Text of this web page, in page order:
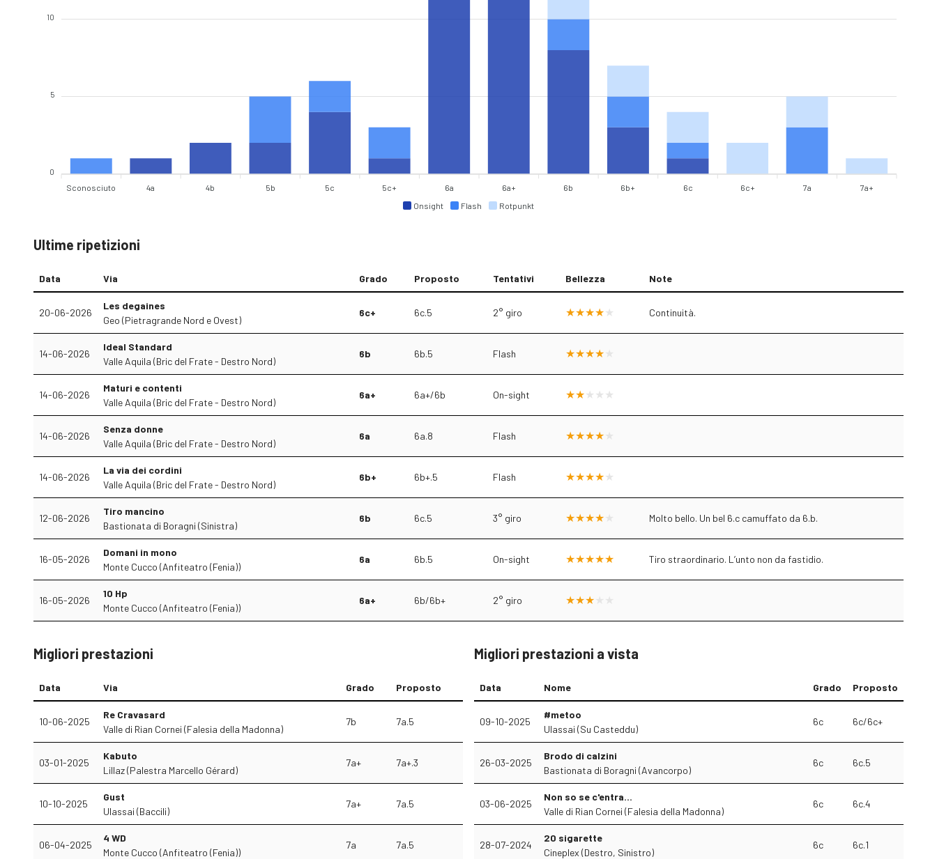
Onsight Flash Rotpunkt
10
5
0
Sconosciuto 4a 4b 5b 5c 5c+ 6a 6a+ 6b 6b+ 6c 6c+ 7a 7a+
Ultime ripetizioni
Data Via Grado Proposto Tentativi Bellezza Note
20-06-2026
Les degaines
Geo (Pietragrande Nord e Ovest)
6c+ 6c.5 2° giro Continuità.
14-06-2026
Ideal Standard
Valle Aquila (Bric del Frate - Destro Nord)
6b 6b.5 Flash
14-06-2026
Maturi e contenti
Valle Aquila (Bric del Frate - Destro Nord)
6a+ 6a+/6b On-sight
14-06-2026
Senza donne
Valle Aquila (Bric del Frate - Destro Nord)
6a 6a.8 Flash
14-06-2026
La via dei cordini
Valle Aquila (Bric del Frate - Destro Nord)
6b+ 6b+.5 Flash
12-06-2026
Tiro mancino
Bastionata di Boragni (Sinistra)
6b 6c.5 3° giro Molto bello. Un bel 6.c camuffato da 6.b.
16-05-2026
Domani in mono
Monte Cucco (Anfiteatro (Fenia))
6a 6b.5 On-sight Tiro straordinario. L’unto non da fastidio.
16-05-2026
10 Hp
Monte Cucco (Anfiteatro (Fenia))
6a+ 6b/6b+ 2° giro
Migliori prestazioni
Data Via Grado Proposto
10-06-2025
Re Cravasard
Valle di Rian Cornei (Falesia della Madonna)
7b 7a.5
03-01-2025
Kabuto
Lillaz (Palestra Marcello Gérard)
7a+ 7a+.3
10-10-2025
Gust
Ulassai (Baccili)
7a+ 7a.5
06-04-2025
4 WD
Monte Cucco (Anfiteatro (Fenia))
7a 7a.5
Migliori prestazioni a vista
Data Nome Grado Proposto
09-10-2025
#metoo
Ulassai (Su Casteddu)
6c 6c/6c+
26-03-2025
Brodo di calzini
Bastionata di Boragni (Avancorpo)
6c 6c.5
03-06-2025
Non so se c'entra...
Valle di Rian Cornei (Falesia della Madonna)
6c 6c.4
28-07-2024
20 sigarette
Cineplex (Destro, Sinistro)
6c 6c.1